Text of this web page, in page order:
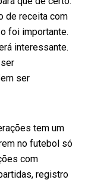
de receita com
foi importante.
interessante.
ser
tem um
no futebol só
com
registro